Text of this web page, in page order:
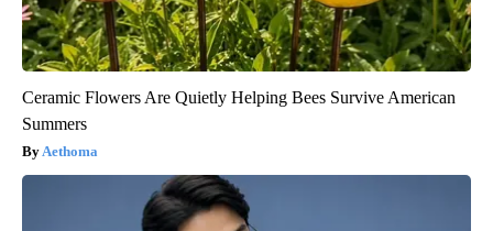
Ceramic Flowers Are Quietly Helping Bees Survive American
Summers
Aethoma